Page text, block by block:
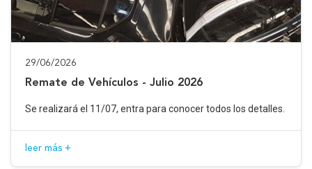
29/06/2026
Remate de Vehículos - Julio 2026
Se realizará el 11/07, entra para conocer todos los detalles.
leer más +